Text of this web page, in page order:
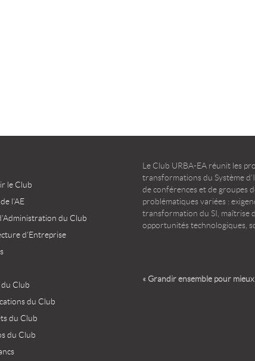
le Club
l’AE
du Club
d’Entreprise
du Club
du Club
du Club
du Club
Le Club URBA-EA réunit les
transformations du Système
de conférences et de groupes
problématiques variées :
transformation du SI, maîtrise
opportunités technologiques,
« Grandir ensemble pour